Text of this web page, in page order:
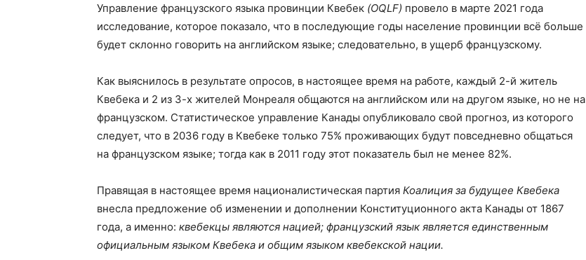
Управление французского языка провинции Квебек (OQLF) провело в марте 2021 года
исследование, которое показало, что в последующие годы население провинции всё больше
будет склонно говорить на английском языке; следовательно, в ущерб французскому.
Как выяснилось в результате опросов, в настоящее время на работе, каждый 2-й житель
Квебека и 2 из 3-х жителей Монреаля общаются на английском или на другом языке, но не на
французском. Статистическое управление Канады опубликовало свой прогноз, из которого
следует, что в 2036 году в Квебеке только 75% проживающих будут повседневно общаться
на французском языке; тогда как в 2011 году этот показатель был не менее 82%.
Правящая в настоящее время националистическая партия Коалиция за будущее Квебека
внесла предложение об изменении и дополнении Конституционного акта Канады от 1867
года, а именно: квебекцы являются нацией; французский язык является единственным
официальным языком Квебека и общим языком квебекской нации.